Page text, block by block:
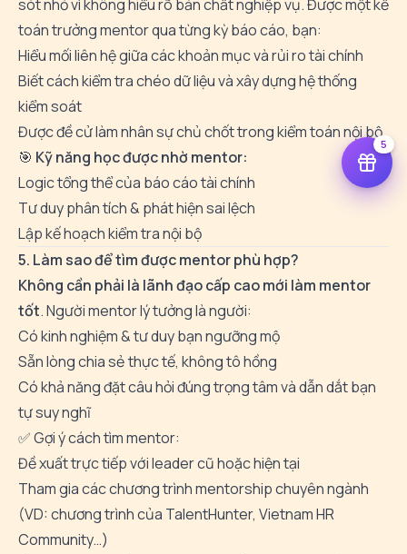
sót nhỏ vì không hiểu rõ bản chất nghiệp vụ. Được một kế
toán trưởng mentor qua từng kỳ báo cáo, bạn:
Hiểu mối liên hệ giữa các khoản mục và rủi ro tài chính
Biết cách kiểm tra chéo dữ liệu và xây dựng hệ thống
kiểm soát
Được đề cử làm nhân sự chủ chốt trong kiểm toán nội bộ
🎯 Kỹ năng học được nhờ mentor:
Logic tổng thể của báo cáo tài chính
Tư duy phân tích & phát hiện sai lệch
Lập kế hoạch kiểm tra nội bộ
5. Làm sao để tìm được mentor phù hợp?
Không cần phải là lãnh đạo cấp cao mới làm mentor
tốt. Người mentor lý tưởng là người:
Có kinh nghiệm & tư duy bạn ngưỡng mộ
Sẵn lòng chia sẻ thực tế, không tô hồng
Có khả năng đặt câu hỏi đúng trọng tâm và dẫn dắt bạn
tự suy nghĩ
✅ Gợi ý cách tìm mentor:
Đề xuất trực tiếp với leader cũ hoặc hiện tại
Tham gia các chương trình mentorship chuyên ngành
(VD: chương trình của TalentHunter, Vietnam HR
Community…)
5